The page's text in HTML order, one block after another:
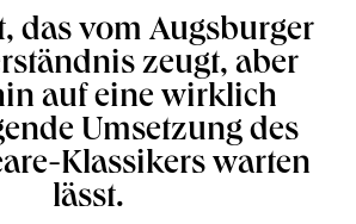
das vom Augsburger
zeugt, aber
auf eine wirklich
Umsetzung des
Klassikers warten
lässt.